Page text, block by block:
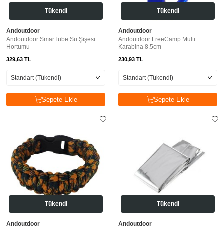
Tükendi
Andoutdoor
Andoutdoor SmarTube Su Şişesi
Hortumu
329,63 TL
Sepete Ekle
Tükendi
Andoutdoor
Andoutdoor FreeCamp Multi
Karabina 8.5cm
230,93 TL
Sepete Ekle
Tükendi
Andoutdoor
Tükendi
Andoutdoor